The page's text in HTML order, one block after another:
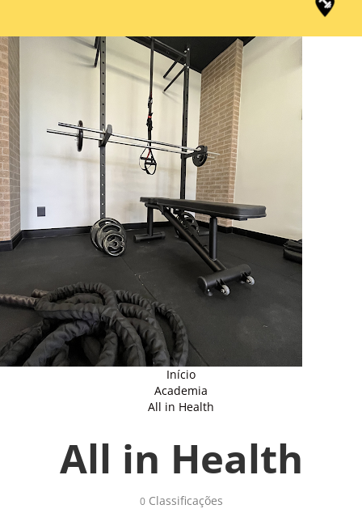
Início
Academia
All in Health
All in Health
0Classificações